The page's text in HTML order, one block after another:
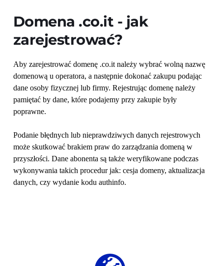
Domena .co.it - jak
zarejestrować?
Aby zarejestrować domenę .co.it należy wybrać wolną nazwę
domenową u operatora, a następnie dokonać zakupu podając
dane osoby fizycznej lub firmy. Rejestrując domenę należy
pamiętać by dane, które podajemy przy zakupie były
poprawne.
Podanie błędnych lub nieprawdziwych danych rejestrowych
może skutkować brakiem praw do zarządzania domeną w
przyszłości. Dane abonenta są także weryfikowane podczas
wykonywania takich procedur jak: cesja domeny, aktualizacja
danych, czy wydanie kodu authinfo.